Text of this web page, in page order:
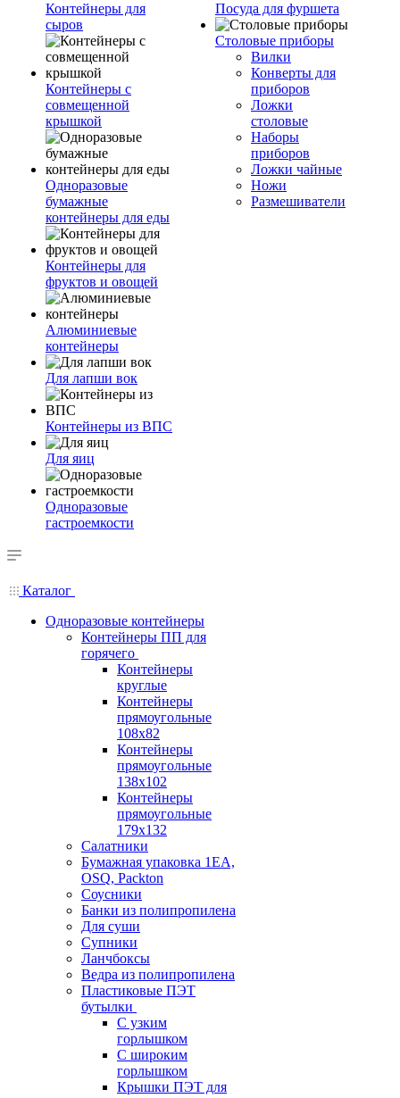
Контейнеры для
сыров
Контейнеры с
совмещенной
крышкой
Одноразовые
бумажные
контейнеры для еды
Контейнеры для
фруктов и овощей
Алюминиевые
контейнеры
Для лапши вок
Контейнеры из ВПС
Для яиц
Одноразовые
гастроемкости
Посуда для фуршета
Столовые приборы
Вилки
Конверты для
приборов
Ложки
столовые
Наборы
приборов
Ложки чайные
Ножи
Размешиватели
Каталог
Одноразовые контейнеры
Контейнеры ПП для
горячего
Контейнеры
круглые
Контейнеры
прямоугольные
108х82
Контейнеры
прямоугольные
138х102
Контейнеры
прямоугольные
179х132
Салатники
Бумажная упаковка 1ЕА,
OSQ, Packton
Соусники
Банки из полипропилена
Для суши
Супники
Ланчбоксы
Ведра из полипропилена
Пластиковые ПЭТ
бутылки
С узким
горлышком
С широким
горлышком
Крышки ПЭТ для